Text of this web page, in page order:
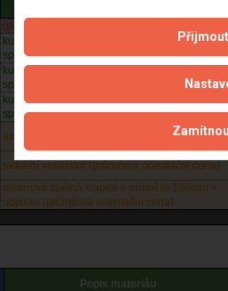
kulaté potrubí REFAX včetně tvarovek a
spojovací pásky o průměru 100 mm
kulaté potrubí REFAX včetně tvarovek a
spojovací pásky o průměru 100 mm
kulaté potrubí REFAX včetně tvarovek a
spojovací pásky o průměru 150 mm
axiální ventilátor (průměrná orientační cena)
radiální ventilátor (průměrná orientační cena)
plechová zpětná klapka o průměru 100mm +
objímky (průměrná orientační cena)
Popis materiáu